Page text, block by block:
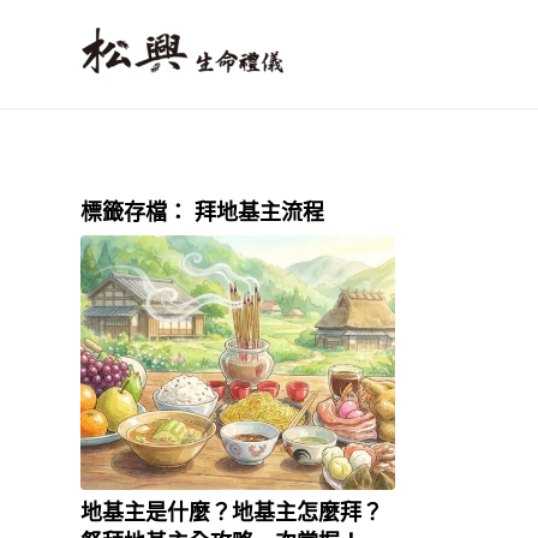
標籤存檔： 拜地基主流程
地基主是什麼？地基主怎麼拜？